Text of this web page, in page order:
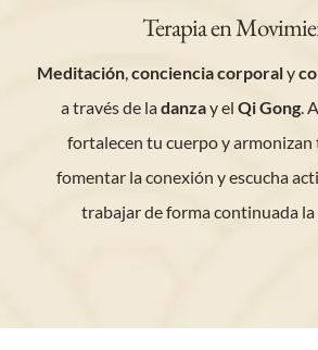
Terapia en
Meditación, conciencia corporaly
a través de ladanzay el Qi Gong.
fortalecen tu cuerpo y armonizan
fomentar la conexión y escucha
trabajar de forma continuada la